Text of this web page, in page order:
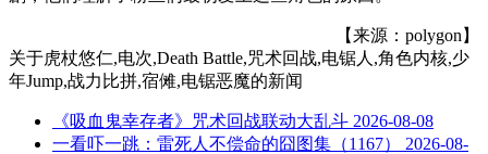
【来源：polygon】
关于虎杖悠仁,电次,Death Battle,咒术回战,电锯人,角色内核,少
年Jump,战力比拼,宿傩,电锯恶魔的新闻
《吸血鬼幸存者》咒术回战联动大乱斗 2026-08-08
一看吓一跳：雷死人不偿命的囧图集（1167）
2026-08-